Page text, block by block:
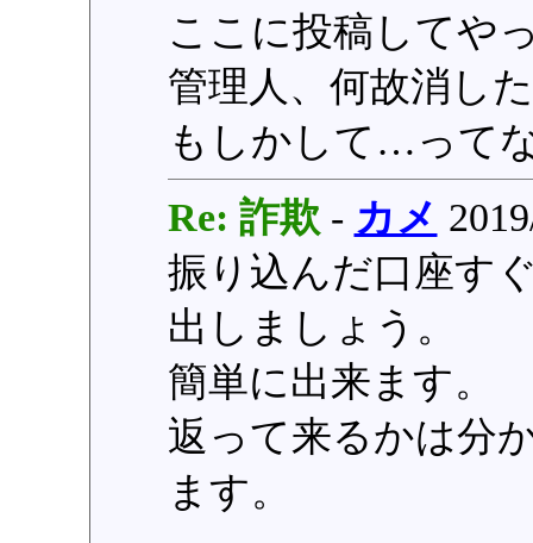
ここに投稿してや
管理人、何故消し
もしかして…って
Re: 詐欺 - カメ
振り込んだ口座す
出しましょう。
簡単に出来ます。
返って来るかは分
ます。